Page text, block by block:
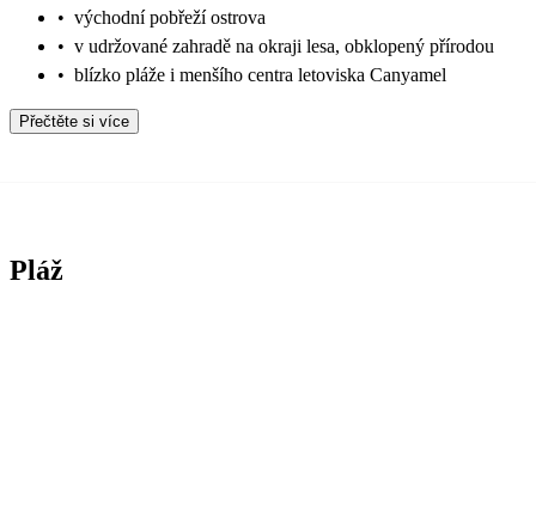
• východní pobřeží ostrova
• v udržované zahradě na okraji lesa, obklopený přírodou
• blízko pláže i menšího centra letoviska Canyamel
Přečtěte si více
Pláž